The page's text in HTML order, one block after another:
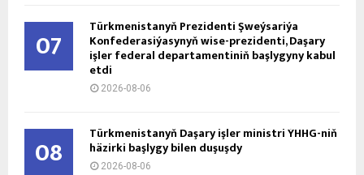
07 Türkmenistanyň Prezidenti Şweýsariýa
Konfederasiýasynyň wise-prezidenti, Daşary
işler federal departamentiniň başlygyny kabul
etdi
2026-08-06
08 Türkmenistanyň Daşary işler ministri ÝHHG-niň
häzirki başlygy bilen duşuşdy
2026-08-06